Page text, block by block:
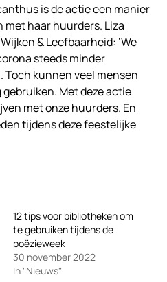
is de actie een manier
met haar huurders. Liza
& Leefbaarheid: ‘We
steeds minder
Toch kunnen veel mensen
Met deze actie
met onze huurders. En
tijdens deze feestelijke
12 tips voor bibliotheken om
te gebruiken tijdens de
poëzieweek
30 november 2022
In "Nieuws"